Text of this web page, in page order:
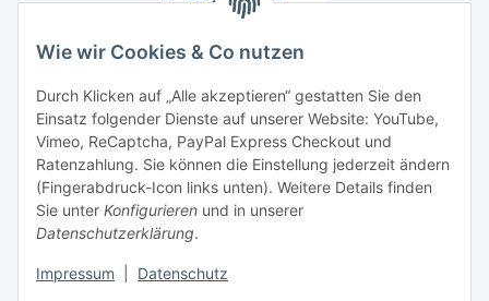
Wie wir Cookies & Co nutzen
Durch Klicken auf „Alle akzeptieren“ gestatten Sie den
Einsatz folgender Dienste auf unserer Website: YouTube,
Vimeo, ReCaptcha, PayPal Express Checkout und
Ratenzahlung. Sie können die Einstellung jederzeit ändern
(Fingerabdruck-Icon links unten). Weitere Details finden
Sie unter Konfigurieren und in unserer
Datenschutzerklärung.
Impressum Datenschutz
Unsere Seiten
Social Media
Vertrag widerrufen